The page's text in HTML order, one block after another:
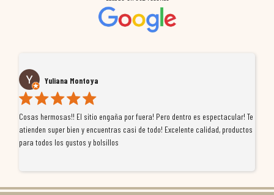
Yuliana Montoya
Cosas hermosas!! El sitio engaña por fuera! Pero dentro es espectacular! Te
atienden super bien y encuentras casi de todo! Excelente calidad, productos
para todos los gustos y bolsillos